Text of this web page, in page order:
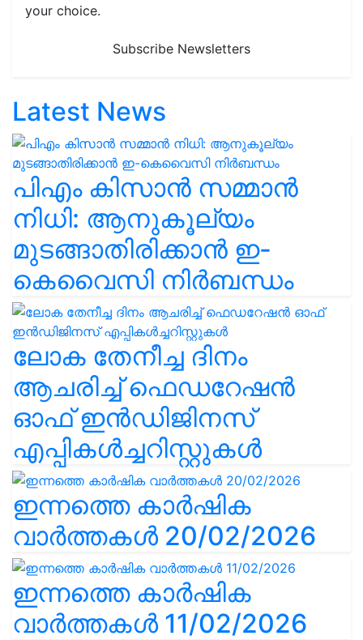
your choice.
Subscribe Newsletters
Latest News
പിഎം കിസാൻ സമ്മാൻ
നിധി: ആനുകൂല്യം
മുടങ്ങാതിരിക്കാൻ ഇ-
കെവൈസി നിർബന്ധം
ലോക തേനീച്ച ദിനം
ആചരിച്ച് ഫെഡറേഷൻ
ഓഫ് ഇൻഡിജിനസ്
എപ്പികൾച്ചറിസ്റ്റുകൾ
ഇന്നത്തെ കാർഷിക
വാർത്തകൾ 20/02/2026
ഇന്നത്തെ കാർഷിക
വാർത്തകൾ 11/02/2026